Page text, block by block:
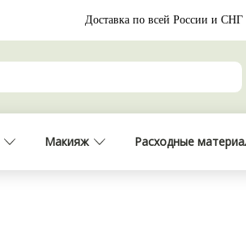
Доставка по всей России и СНГ
Макияж Расходные